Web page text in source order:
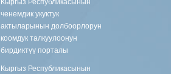
ченемдик укуктук
актыларынын долбоорлорун
коомдук талкуулоонун
бирдиктүү порталы
Кыргыз Республикасынын